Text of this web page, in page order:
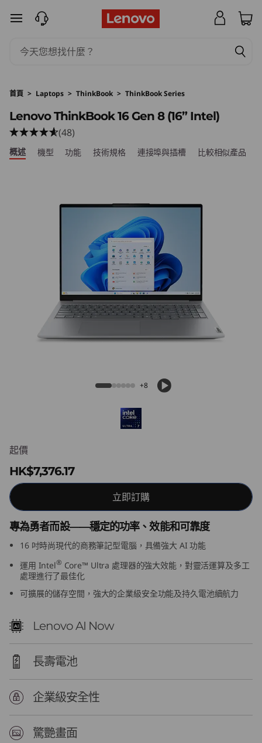
o
v
o
T
G
e
n
8
1
6
e
跳至主要內容
首頁 > Laptops > ThinkBook > ThinkBook Series
Lenovo ThinkBook 16 Gen 8 (16” Intel)
(48)
概述 機型 功能 技術規格 連接埠與插槽 比較相似產品
+8
起價
HK$7,376.17
立即訂購
專為勇者而設——穩定的功率、效能和可靠度
16 吋時尚現代的商務筆記型電腦，具備強大 AI 功能
運用 Intel® Core™ Ultra 處理器的強大效能，對靈活運算及多工
處理進行了最佳化
可擴展的儲存空間，強大的企業級安全功能及持久電池續航力
Lenovo AI Now
長壽電池
企業級安全性
驚艷畫面